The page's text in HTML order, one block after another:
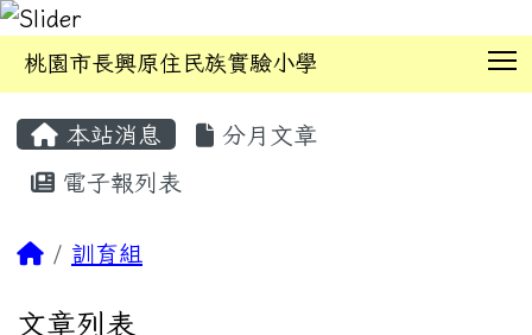
桃園市長興原住民族實驗小學
本站消息
分月文章
電子報列表
訓育組
文章列表